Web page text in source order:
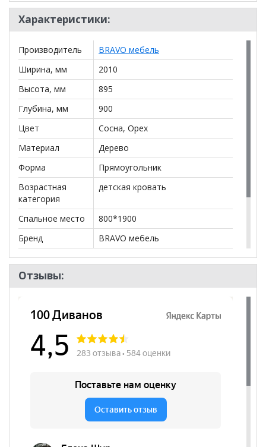
менеджера по телефону+79292022735.
**Цены на официальном сайте100диванов.com
действительны только для интернет-магазина
могут отличаться от цен в розничных магазинах-
салонах сети!
Характеристики:
Производитель
BRAVO мебель
Ширина, мм
2010
Высота, мм
895
Глубина, мм
900
Цвет
Сосна, Орех
Материал
Дерево
Форма
Прямоугольник
Возрастная
категория
детская кровать
Спальное место
800*1900
Бренд
BRAVO мебель
Стиль
Эко-стиль, Современный
Комната
Отзывы: